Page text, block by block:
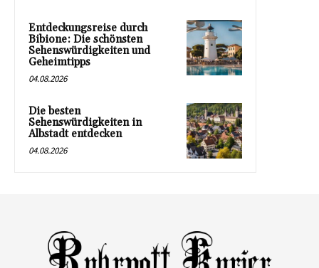
Entdeckungsreise durch
Bibione: Die schönsten
Sehenswürdigkeiten und
Geheimtipps
04.08.2026
Die besten
Sehenswürdigkeiten in
Albstadt entdecken
04.08.2026